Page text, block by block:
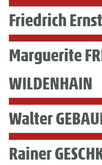
Friedrich
Marguerite
WILDENHAIN
Walter
Rainer